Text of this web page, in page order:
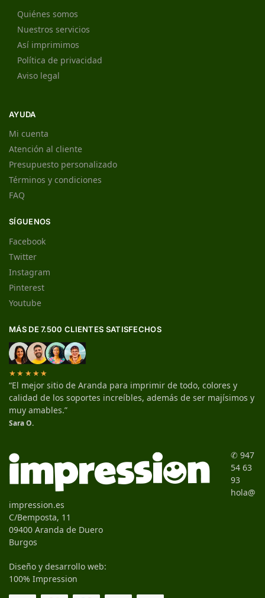
Quiénes somos
Nuestros servicios
Así imprimimos
Política de privacidad
Aviso legal
AYUDA
Mi cuenta
Atención al cliente
Presupuesto personalizado
Términos y condiciones
FAQ
SÍGUENOS
Facebook
Twitter
Instagram
Pinterest
Youtube
MÁS DE 7.500 CLIENTES SATISFECHOS
★★★★★
“El mejor sitio de Aranda para imprimir de todo, colores y
calidad de los soportes increíbles, además de ser majísimos y
muy amables.”
Sara O.
✆ 947
54 63
93
hola@
impression.es
C/Bemposta, 11
09400 Aranda de Duero
Burgos
Diseño y desarrollo web:
100% Impression